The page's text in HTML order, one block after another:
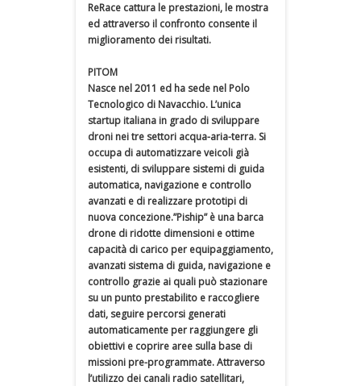
ReRace cattura le prestazioni, le mostra
ed attraverso il confronto consente il
miglioramento dei risultati.
PITOM
Nasce nel 2011 ed ha sede nel Polo
Tecnologico di Navacchio. L’unica
startup italiana in grado di sviluppare
droni nei tre settori acqua-aria-terra. Si
occupa di automatizzare veicoli già
esistenti, di sviluppare sistemi di guida
automatica, navigazione e controllo
avanzati e di realizzare prototipi di
nuova concezione.”Piship” è una barca
drone di ridotte dimensioni e ottime
capacità di carico per equipaggiamento,
avanzati sistema di guida, navigazione e
controllo grazie ai quali può stazionare
su un punto prestabilito e raccogliere
dati, seguire percorsi generati
automaticamente per raggiungere gli
obiettivi e coprire aree sulla base di
missioni pre-programmate. Attraverso
l’utilizzo dei canali radio satellitari,